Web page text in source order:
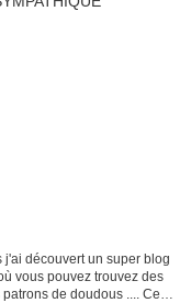
j'ai découvert un super blog
vous pouvez trouvez des
de doudous .... Ce